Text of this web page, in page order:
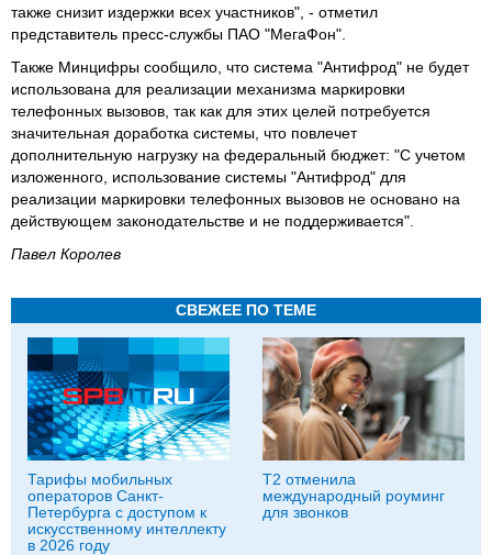
также снизит издержки всех участников", - отметил
представитель пресс-службы ПАО "МегаФон".
Также Минцифры сообщило, что система "Антифрод" не будет
использована для реализации механизма маркировки
телефонных вызовов, так как для этих целей потребуется
значительная доработка системы, что повлечет
дополнительную нагрузку на федеральный бюджет: "С учетом
изложенного, использование системы "Антифрод" для
реализации маркировки телефонных вызовов не основано на
действующем законодательстве и не поддерживается".
Па­вел Ко­ролев
СВЕЖЕЕ ПО ТЕМЕ
Тарифы мобильных
операторов Санкт-
Петербурга с доступом к
искусственному интеллекту
в 2026 году
T2 отменила
международный роуминг
для звонков